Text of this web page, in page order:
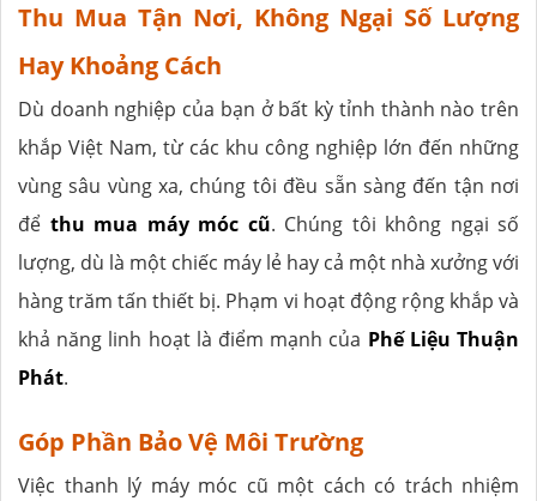
Thu Mua Tận Nơi, Không Ngại Số Lượng
Hay Khoảng Cách
Dù doanh nghiệp của bạn ở bất kỳ tỉnh thành nào trên
khắp Việt Nam, từ các khu công nghiệp lớn đến những
vùng sâu vùng xa, chúng tôi đều sẵn sàng đến tận nơi
để thu mua máy móc cũ. Chúng tôi không ngại số
lượng, dù là một chiếc máy lẻ hay cả một nhà xưởng với
hàng trăm tấn thiết bị. Phạm vi hoạt động rộng khắp và
khả năng linh hoạt là điểm mạnh của Phế Liệu Thuận
Phát.
Góp Phần Bảo Vệ Môi Trường
Việc thanh lý máy móc cũ một cách có trách nhiệm